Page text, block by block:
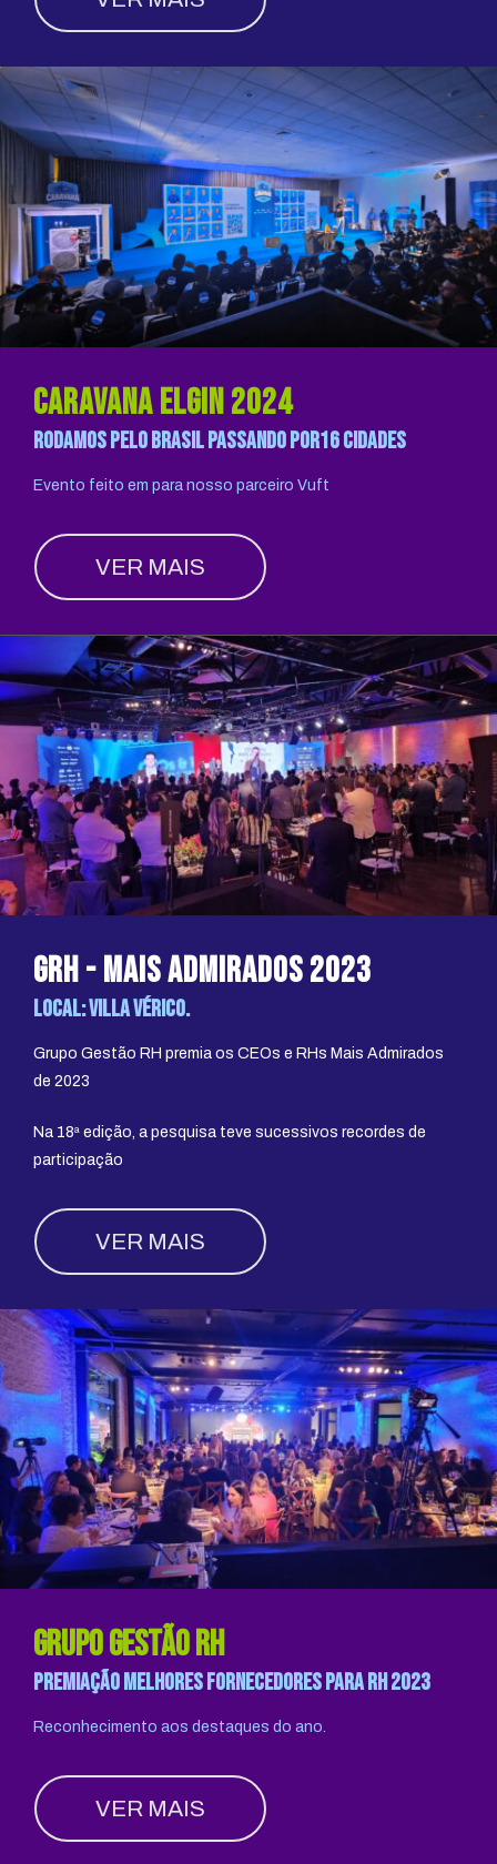
caravana elgin 2024
rodamos pelo brasil passando por16 cidades
Evento feito em para nosso parceiro Vuft
VER MAIS
grh - mais admirados 2023
Local: Villa Vérico.
Grupo Gestão RH premia os CEOs e RHs Mais Admirados
de 2023
Na 18ª edição, a pesquisa teve sucessivos recordes de
participação
VER MAIS
Grupo Gestão RH
PREMIAÇÃO MELHORES FORNECEDORES PARA RH 2023
Reconhecimento aos destaques do ano.
VER MAIS